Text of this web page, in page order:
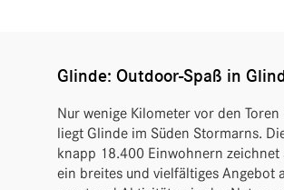
Glinde: Outdoor-Spaß in
Nur wenige Kilo­meter vor den Toren
liegt Glinde im Süden Stor­marns.
knapp 18.400 Einwoh­nern zeichnet
ein breites und viel­fäl­tiges Angebot